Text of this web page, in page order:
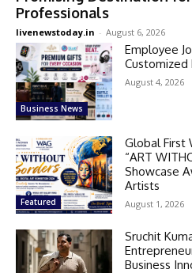
Professionals
livenewstoday.in - August 6, 2026
Business News
Employee
Customized
August 4, 2026
Featured
Global First
“ART
Showcase
Artists
August 1, 2026
Sruchit
Business